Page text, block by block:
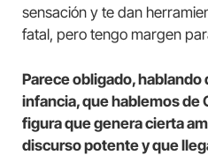
sensación y te dan
fatal, pero tengo margen
Parece obligado, hablando
infancia, que hablemos de
figura que genera cierta
discurso potente y que